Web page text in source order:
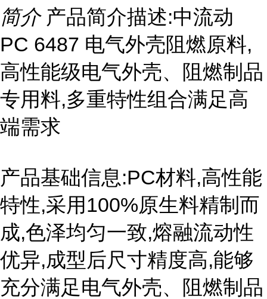
简介 产品简介描述:中流动
PC 6487 电气外壳阻燃原料,
高性能级电气外壳、阻燃制品
专用料,多重特性组合满足高
端需求
产品基础信息:PC材料,高性能
特性,采用100%原生料精制而
成,色泽均匀一致,熔融流动性
优异,成型后尺寸精度高,能够
充分满足电气外壳、阻燃制品